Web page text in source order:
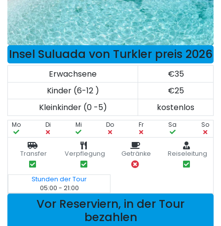
Insel Suluada von Turkler preis 2026
Erwachsene
€35
Kinder (6-12 )
€25
Kleinkinder (0 -5)
kostenlos
Mo Di Mi Do Fr Sa So
Transfer Verpflegung Getränke Reiseleitung
Stunden der Tour
05:00 - 21:00
Vor Reserviern, in der Tour
bezahlen